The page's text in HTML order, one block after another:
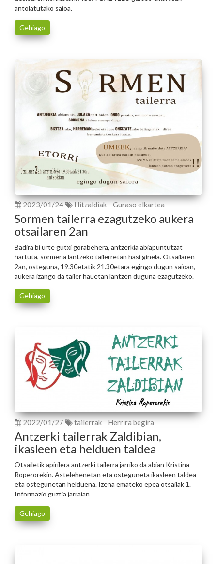
antolatutako saioa.
Gehiago
2023/01/24 Hitzaldiak Guraso elkartea
Sormen tailerra ezagutzeko aukera
otsailaren 2an
Badira bi urte gutxi gorabehera, antzerkia abiapuntutzat
hartuta, sormena lantzeko tailerretan hasi ginela. Otsailaren
2an, osteguna, 19.30etatik 21.30etara egingo dugun saioan,
aukera izango da tailer hauetan lantzen duguna ezagutzeko.
Gehiago
2022/01/27 tailerrak Herrira begira
Antzerki tailerrak Zaldibian,
ikasleen eta helduen taldea
Otsailetik apirilera antzerki tailerra jarriko da abian Kristina
Roperorekin. Astelehenetan eta osteguneta ikasleen taldea
eta ostegunetan helduena. Izena emateko epea otsailak 1.
Informazio guztia jarraian.
Gehiago